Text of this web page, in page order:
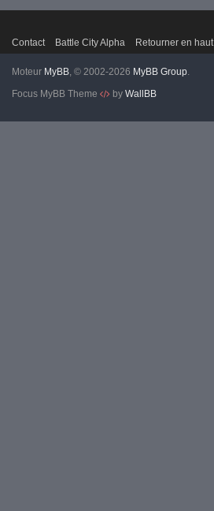
Contact Battle City Alpha Retourner en haut
Moteur MyBB, © 2002-2026 MyBB Group.
Focus MyBB Theme
by WallBB